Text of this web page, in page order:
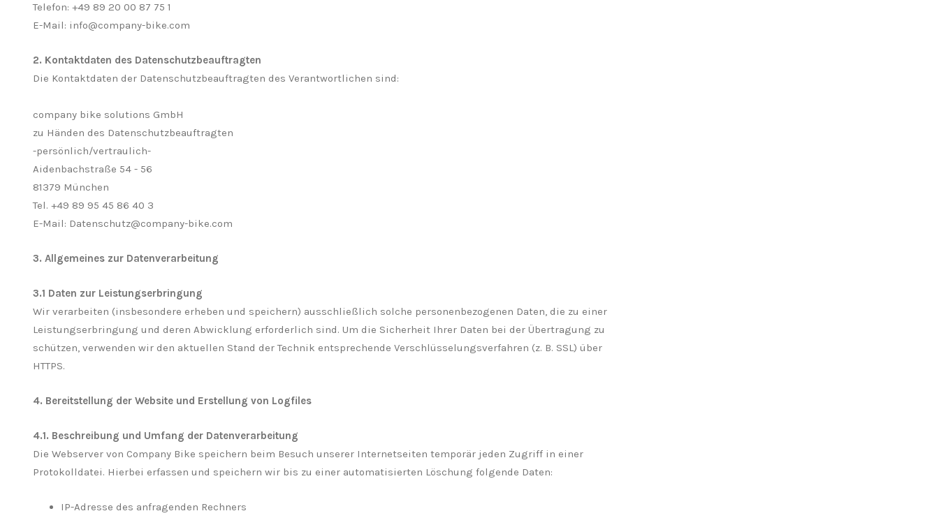
Telefon: +49 89 20 00 87 75 1
E-Mail: info@company-bike.com
2. Kontaktdaten des Datenschutzbeauftragten
Die Kontaktdaten der Datenschutzbeauftragten des Verantwortlichen sind:
company bike solutions GmbH
zu Händen des Datenschutzbeauftragten
-persönlich/vertraulich-
Aidenbachstraße 54 - 56
81379 München
Tel. +49 89 95 45 86 40 3
E-Mail: Datenschutz@company-bike.com
3. Allgemeines zur Datenverarbeitung
3.1 Daten zur Leistungserbringung
Wir verarbeiten (insbesondere erheben und speichern) ausschließlich solche personenbezogenen Daten, die zu einer
Leistungserbringung und deren Abwicklung erforderlich sind. Um die Sicherheit Ihrer Daten bei der Übertragung zu
schützen, verwenden wir den aktuellen Stand der Technik entsprechende Verschlüsselungsverfahren (z. B. SSL) über
HTTPS.
4. Bereitstellung der Website und Erstellung von Logfiles
4.1. Beschreibung und Umfang der Datenverarbeitung
Die Webserver von Company Bike speichern beim Besuch unserer Internetseiten temporär jeden Zugriff in einer
Protokolldatei. Hierbei erfassen und speichern wir bis zu einer automatisierten Löschung folgende Daten:
IP-Adresse des anfragenden Rechners